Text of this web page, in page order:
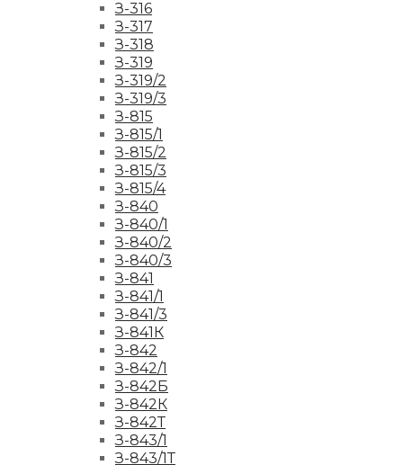
З-316
З-317
З-318
З-319
З-319/2
З-319/3
З-815
З-815/1
З-815/2
З-815/3
З-815/4
З-840
З-840/1
З-840/2
З-840/3
З-841
З-841/1
З-841/3
З-841К
З-842
З-842/1
З-842Б
З-842К
З-842Т
З-843/1
З-843/1Т